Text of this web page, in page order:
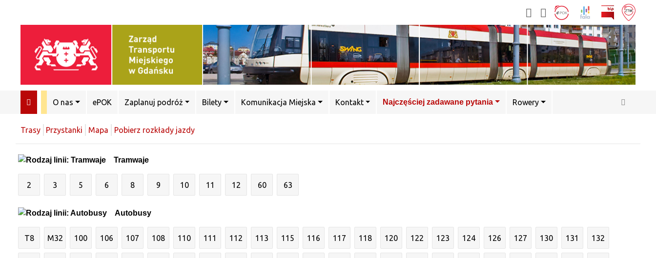
O nas ePOK Zaplanuj podróż Bilety Komunikacja Miejska Kontakt Najczęściej zadawane pytania Rowery
Trasy Przystanki Mapa Pobierz rozkłady jazdy
Tramwaje
2 3 5 6 8 9 10 11 12 60 63
Autobusy
T8 M32 100 106 107 108 110 111 112 113 115 116 117 118 120 122 123 124 126 127 130 131 132